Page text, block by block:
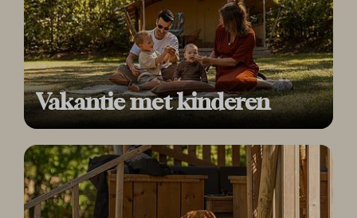
Vakantie met kinderen